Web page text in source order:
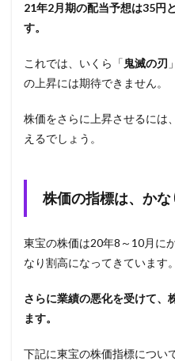
21年2月期の配当予想は35円
す。
これでは、いくら「鬼滅の刃
の上昇には期待できません。
株価をさらに上昇させるには
えるでしょう。
株価の指標は、か
東宝の株価は20年8～10月に
なり割高になってきています。
さらに業績の悪化を受けて、
ます。
下記に東宝の株価指標につい